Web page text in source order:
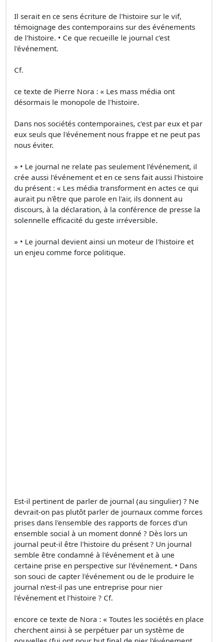
Il serait en ce sens écriture de l'histoire sur le vif,
témoignage des contemporains sur des événements
de l'histoire. • Ce que recueille le journal c'est
l'événement.
Cf.
ce texte de Pierre Nora : « Les mass média ont
désormais le monopole de l'histoire.
Dans nos sociétés contemporaines, c'est par eux et par
eux seuls que l'événement nous frappe et ne peut pas
nous éviter.
» • Le journal ne relate pas seulement l'événement, il
crée aussi l'événement et en ce sens fait aussi l'histoire
du présent : « Les média transforment en actes ce qui
aurait pu n'être que parole en l'air, ils donnent au
discours, à la déclaration, à la conférence de presse la
solennelle efficacité du geste irréversible.
» • Le journal devient ainsi un moteur de l'histoire et
un enjeu comme force politique.
Est-il pertinent de parler de journal (au singulier) ? Ne
devrait-on pas plutôt parler de journaux comme forces
prises dans l'ensemble des rapports de forces d'un
ensemble social à un moment donné ? Dès lors un
journal peut-il être l'histoire du présent ? Un journal
semble être condamné à l'événement et à une
certaine prise en perspective sur l'événement. • Dans
son souci de capter l'événement ou de le produire le
journal n'est-il pas une entreprise pour nier
l'événement et l'histoire ? Cf.
encore ce texte de Nora : « Toutes les sociétés en place
cherchent ainsi à se perpétuer par un système de